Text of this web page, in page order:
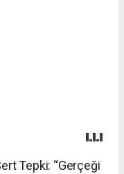
Tepki: “Gerçeği